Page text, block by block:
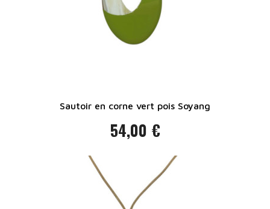
Sautoir en corne vert pois Soyang
Prix
54,00 €